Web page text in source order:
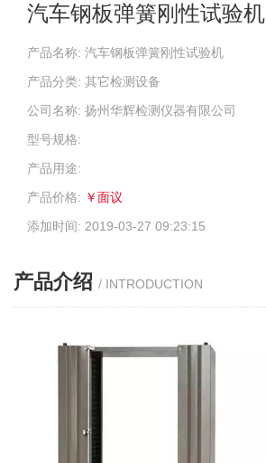
汽车钢板弹簧刚性试验机
产品名称: 汽车钢板弹簧刚性试验机
产品分类: 其它检测设备
公司名称: 扬州华辉检测仪器有限公司
型号规格:
产品用途:
产品价格: ￥面议
添加时间: 2019-03-27 09:23:15
产品介绍 / INTRODUCTION